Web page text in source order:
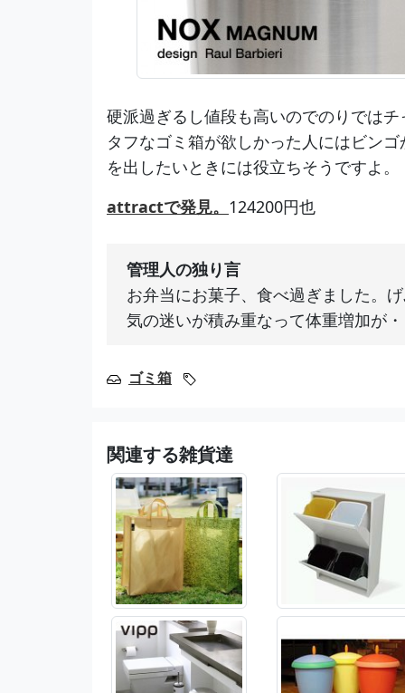
硬派過ぎるし値段も高いのでのりでは
タフなゴミ箱が欲しかった人にはビン
を出したいときには役立ちそうですよ。
attractで発見。 124200円也
管理人の独り言
お弁当にお菓子、食べ過ぎました。
気の迷いが積み重なって体重増加が
ゴミ箱
関連する雑貨達